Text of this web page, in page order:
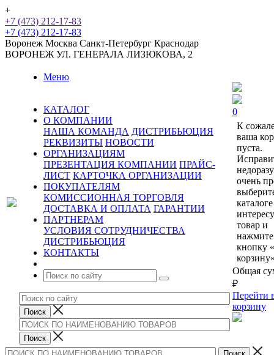
+
+7 (473) 212-17-83
+7 (473) 212-17-83
Воронеж Москва Санкт-Петербург Краснодар
ВОРОНЕЖ УЛ. ГЕНЕРАЛА ЛИЗЮКОВА, 2
Меню
КАТАЛОГ
О КОМПАНИИ
НАША КОМАНДА ДИСТРИБЬЮЦИЯ
РЕКВИЗИТЫ НОВОСТИ
ОРГАНИЗАЦИЯМ
ПРЕЗЕНТАЦИЯ КОМПАНИИ ПРАЙС-
ЛИСТ КАРТОЧКА ОРГАНИЗАЦИИ
ПОКУПАТЕЛЯМ
КОМИССИОННАЯ ТОРГОВЛЯ
ДОСТАВКА И ОПЛАТА ГАРАНТИИ
ПАРТНЕРАМ
УСЛОВИЯ СОТРУДНИЧЕСТВА
ДИСТРИБЬЮЦИЯ
КОНТАКТЫ
0
К
ваша
пуста.
очень
каталоге
товар и
нажмите
кнопку
Общая
₽
Перейти
корзину